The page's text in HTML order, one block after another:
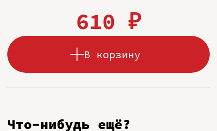
610 ₽
В корзину
Что-нибудь ещё?